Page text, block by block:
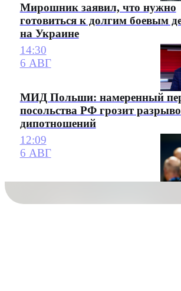
Мирошник заявил, что нужно
готовиться к долгим боевым
на Украине
14:30
6 АВГ
МИД Польши: намеренный
посольства РФ грозит
дипотношений
12:09
6 АВГ